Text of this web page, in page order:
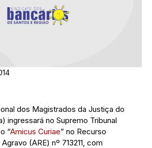
dos Magistrados da Justiça do
ingressará no Supremo Tribunal
“Amicus Curiae” no Recurso
(ARE) nº 713211, com